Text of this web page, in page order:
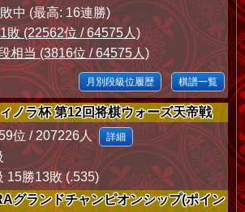
中 (最高: 16連勝)
敗 (22562位 / 64575人)
相当 (3816位 / 64575人)
月別段級位履歴 棋譜一覧
ノラ杯 第12回将棋ウォーズ天帝戦
位 / 207226人 詳細
15勝13敗 (.535)
グランドチャンピオンシップ(ポイン